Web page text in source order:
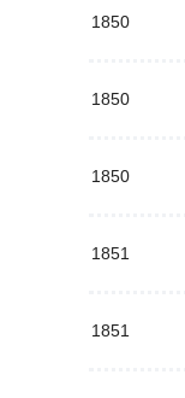
1850
1850
1850
1851
1851